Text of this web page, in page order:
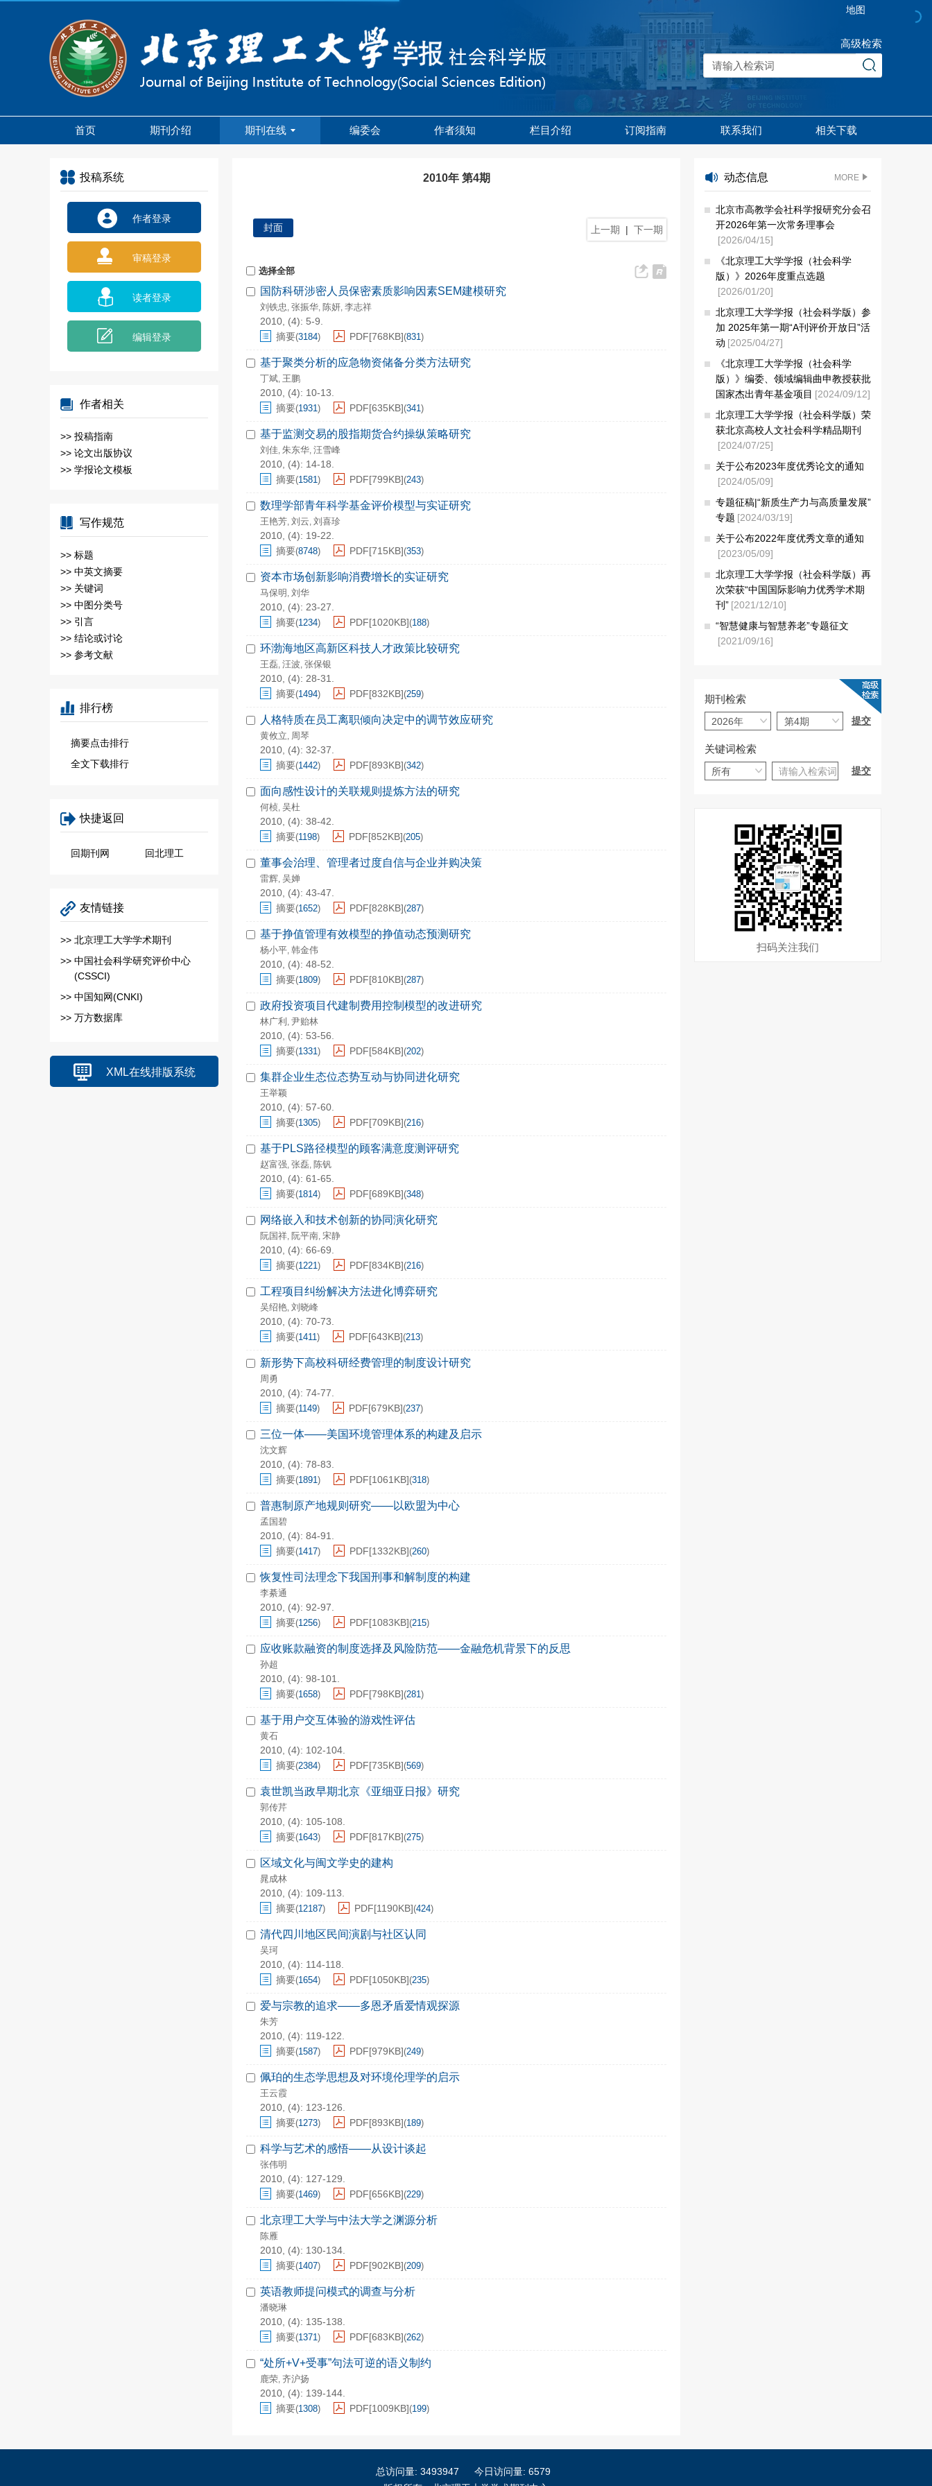
地图
高级检索
首页 期刊介绍 期刊在线 编委会 作者须知 栏目介绍 订阅指南 联系我们 相关下载
投稿系统
作者登录
审稿登录
读者登录
编辑登录
作者相关
>> 投稿指南
>> 论文出版协议
>> 学报论文模板
写作规范
>> 标题
>> 中英文摘要
>> 关键词
>> 中图分类号
>> 引言
>> 结论或讨论
>> 参考文献
排行榜
摘要点击排行
全文下载排行
快捷返回
回期刊网 回北理工
友情链接
>> 北京理工大学学术期刊
>> 中国社会科学研究评价中心
(CSSCI)
>> 中国知网(CNKI)
>> 万方数据库
XML在线排版系统
2010年 第4期
上一期 | 下一期
封面
选择全部
国防科研涉密人员保密素质影响因素SEM建模研究
刘铁忠, 张振华, 陈妍, 李志祥
2010, (4): 5-9.
摘要(3184) PDF[768KB](831)
基于聚类分析的应急物资储备分类方法研究
丁斌, 王鹏
2010, (4): 10-13.
摘要(1931) PDF[635KB](341)
基于监测交易的股指期货合约操纵策略研究
刘佳, 朱东华, 汪雪峰
2010, (4): 14-18.
摘要(1581) PDF[799KB](243)
数理学部青年科学基金评价模型与实证研究
王艳芳, 刘云, 刘喜珍
2010, (4): 19-22.
摘要(8748) PDF[715KB](353)
资本市场创新影响消费增长的实证研究
马保明 , 刘华
2010, (4): 23-27.
摘要(1234) PDF[1020KB](188)
环渤海地区高新区科技人才政策比较研究
王磊, 汪波, 张保银
2010, (4): 28-31.
摘要(1494) PDF[832KB](259)
人格特质在员工离职倾向决定中的调节效应研究
黄攸立, 周琴
2010, (4): 32-37.
摘要(1442) PDF[893KB](342)
面向感性设计的关联规则提炼方法的研究
何桢, 吴杜
2010, (4): 38-42.
摘要(1198) PDF[852KB](205)
董事会治理、管理者过度自信与企业并购决策
雷辉, 吴婵
2010, (4): 43-47.
摘要(1652) PDF[828KB](287)
基于挣值管理有效模型的挣值动态预测研究
杨小平, 韩金伟
2010, (4): 48-52.
摘要(1809) PDF[810KB](287)
政府投资项目代建制费用控制模型的改进研究
林广利 , 尹贻林
2010, (4): 53-56.
摘要(1331) PDF[584KB](202)
集群企业生态位态势互动与协同进化研究
王举颖
2010, (4): 57-60.
摘要(1305) PDF[709KB](216)
基于PLS路径模型的顾客满意度测评研究
赵富强, 张磊, 陈钒
2010, (4): 61-65.
摘要(1814) PDF[689KB](348)
网络嵌入和技术创新的协同演化研究
阮国祥, 阮平南, 宋静
2010, (4): 66-69.
摘要(1221) PDF[834KB](216)
工程项目纠纷解决方法进化博弈研究
吴绍艳, 刘晓峰
2010, (4): 70-73.
摘要(1411) PDF[643KB](213)
新形势下高校科研经费管理的制度设计研究
周勇
2010, (4): 74-77.
摘要(1149) PDF[679KB](237)
三位一体——美国环境管理体系的构建及启示
沈文辉
2010, (4): 78-83.
摘要(1891) PDF[1061KB](318)
普惠制原产地规则研究——以欧盟为中心
孟国碧
2010, (4): 84-91.
摘要(1417) PDF[1332KB](260)
恢复性司法理念下我国刑事和解制度的构建
李綦通
2010, (4): 92-97.
摘要(1256) PDF[1083KB](215)
应收账款融资的制度选择及风险防范——金融危机背景下的反思
孙超
2010, (4): 98-101.
摘要(1658) PDF[798KB](281)
基于用户交互体验的游戏性评估
黄石
2010, (4): 102-104.
摘要(2384) PDF[735KB](569)
袁世凯当政早期北京《亚细亚日报》研究
郭传芹
2010, (4): 105-108.
摘要(1643) PDF[817KB](275)
区域文化与闽文学史的建构
晁成林
2010, (4): 109-113.
摘要(12187) PDF[1190KB](424)
清代四川地区民间演剧与社区认同
吴珂
2010, (4): 114-118.
摘要(1654) PDF[1050KB](235)
爱与宗教的追求——多恩矛盾爱情观探源
朱芳
2010, (4): 119-122.
摘要(1587) PDF[979KB](249)
佩珀的生态学思想及对环境伦理学的启示
王云霞
2010, (4): 123-126.
摘要(1273) PDF[893KB](189)
科学与艺术的感悟——从设计谈起
张伟明
2010, (4): 127-129.
摘要(1469) PDF[656KB](229)
北京理工大学与中法大学之渊源分析
陈雁
2010, (4): 130-134.
摘要(1407) PDF[902KB](209)
英语教师提问模式的调查与分析
潘晓琳
2010, (4): 135-138.
摘要(1371) PDF[683KB](262)
“处所+V+受事”句法可逆的语义制约
鹿荣, 齐沪扬
2010, (4): 139-144.
摘要(1308) PDF[1009KB](199)
动态信息 MORE
北京市高教学会社科学报研究分会召
开2026年第一次常务理事会
[2026/04/15]
《北京理工大学学报（社会科学
版）》2026年度重点选题
[2026/01/20]
北京理工大学学报（社会科学版）参
加 2025年第一期“A刊评价开放日”活
动 [2025/04/27]
《北京理工大学学报（社会科学
版）》编委、领域编辑曲申教授获批
国家杰出青年基金项目 [2024/09/12]
北京理工大学学报（社会科学版）荣
获北京高校人文社会科学精品期刊
[2024/07/25]
关于公布2023年度优秀论文的通知
[2024/05/09]
专题征稿|“新质生产力与高质量发展”
专题 [2024/03/19]
关于公布2022年度优秀文章的通知
[2023/05/09]
北京理工大学学报（社会科学版）再
次荣获“中国国际影响力优秀学术期
刊” [2021/12/10]
“智慧健康与智慧养老”专题征文
[2021/09/16]
期刊检索
关键词检索
扫码关注我们
总访问量: 3493947 今日访问量: 6579